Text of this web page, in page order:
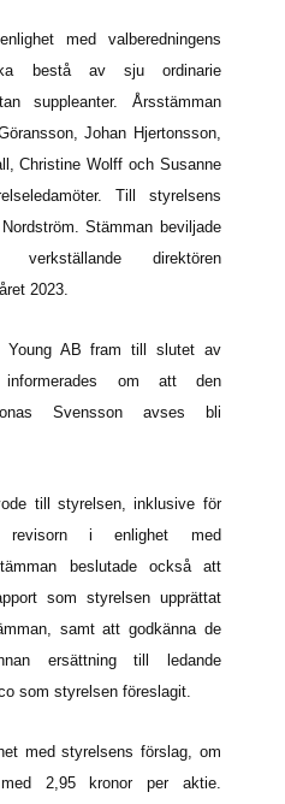
med valberedningens
bestå av sju ordinarie
suppleanter. Årsstämman
Johan Hjertonsson,
Christine Wolff och Susanne
Till styrelsens
Stämman beviljade
verkställande direktören
2023.
AB fram till slutet av
om att den
Svensson avses bli
till styrelsen, inklusive för
revisorn i enlighet med
beslutade också att
som styrelsen upprättat
samt att godkänna de
ersättning till ledande
som styrelsen föreslagit.
med styrelsens förslag, om
2,95 kronor per aktie.